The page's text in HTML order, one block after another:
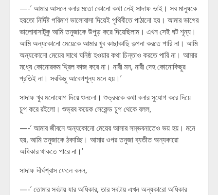
—-‘ আমার আসলে বলার মতো কোনো কথা নেই সাদাফ ভাই। সব মানুষকে
হয়তো নির্দিষ্ট পরিমাণ ভালোবাসা দিয়েই পৃথিবীতে পাঠানো হয়। আমার ভাগের
ভালোবাসাটুকু আমি তনুজাকে উপুড় করে দিয়েছিলাম। এখন সেই ঘট শূন্য।
আমি অন্যকোনো মেয়েকে আমার খুব কাছাকাছি কল্পনা করতে পারি না। আমি
অন্যকোনো মেয়ের সাথে ঘনিষ্ঠ হওয়ার কথা চিন্তাও করতে পারি না। আমার
মধ্যে কোনোরকম থ্রিল কাজ করে না। নারী মন, নারী দেহ কোনোকিছুর
প্রতিই না। সবকিছু আবেগশূন্য মনে হয়।’
সাদাফ খুব মনোযোগ দিয়ে শুনলো। শুভ্রবকে কথা বলার সুযোগ করে দিয়ে
চুপ করে রইলো। শুভ্রব কয়েক সেকেন্ড চুপ থেকে বলল,
—-‘ আমার জীবনে অন্যকোনো মেয়ের আসার সম্ভবনাতেও ভয় হয়। মনে
হয়, আমি তনুজাকে ঠকাচ্ছি। আমার ওপর তনুজা ব্যতীত অন্যকারো
অধিকার থাকতে পারে না।’
সাদাফ দীর্ঘশ্বাস ফেলে বলল,
—-‘ তোমার সবটায় যার অধিকার, তার সবটায় এখন অন্যকারো অধিকার